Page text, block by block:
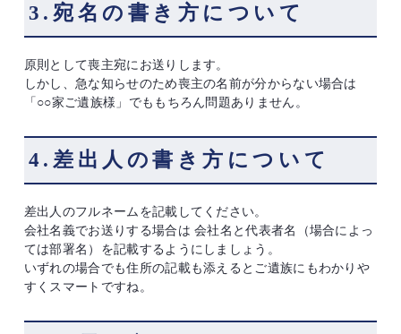
3.宛名の書き方について
原則として喪主宛にお送りします。
しかし、急な知らせのため喪主の名前が分からない場合は
「○○家ご遺族様」でももちろん問題ありません。
4.差出人の書き方について
差出人のフルネームを記載してください。
会社名義でお送りする場合は 会社名と代表者名（場合によっ
ては部署名）を記載するようにしましょう。
いずれの場合でも住所の記載も添えるとご遺族にもわかりや
すくスマートですね。